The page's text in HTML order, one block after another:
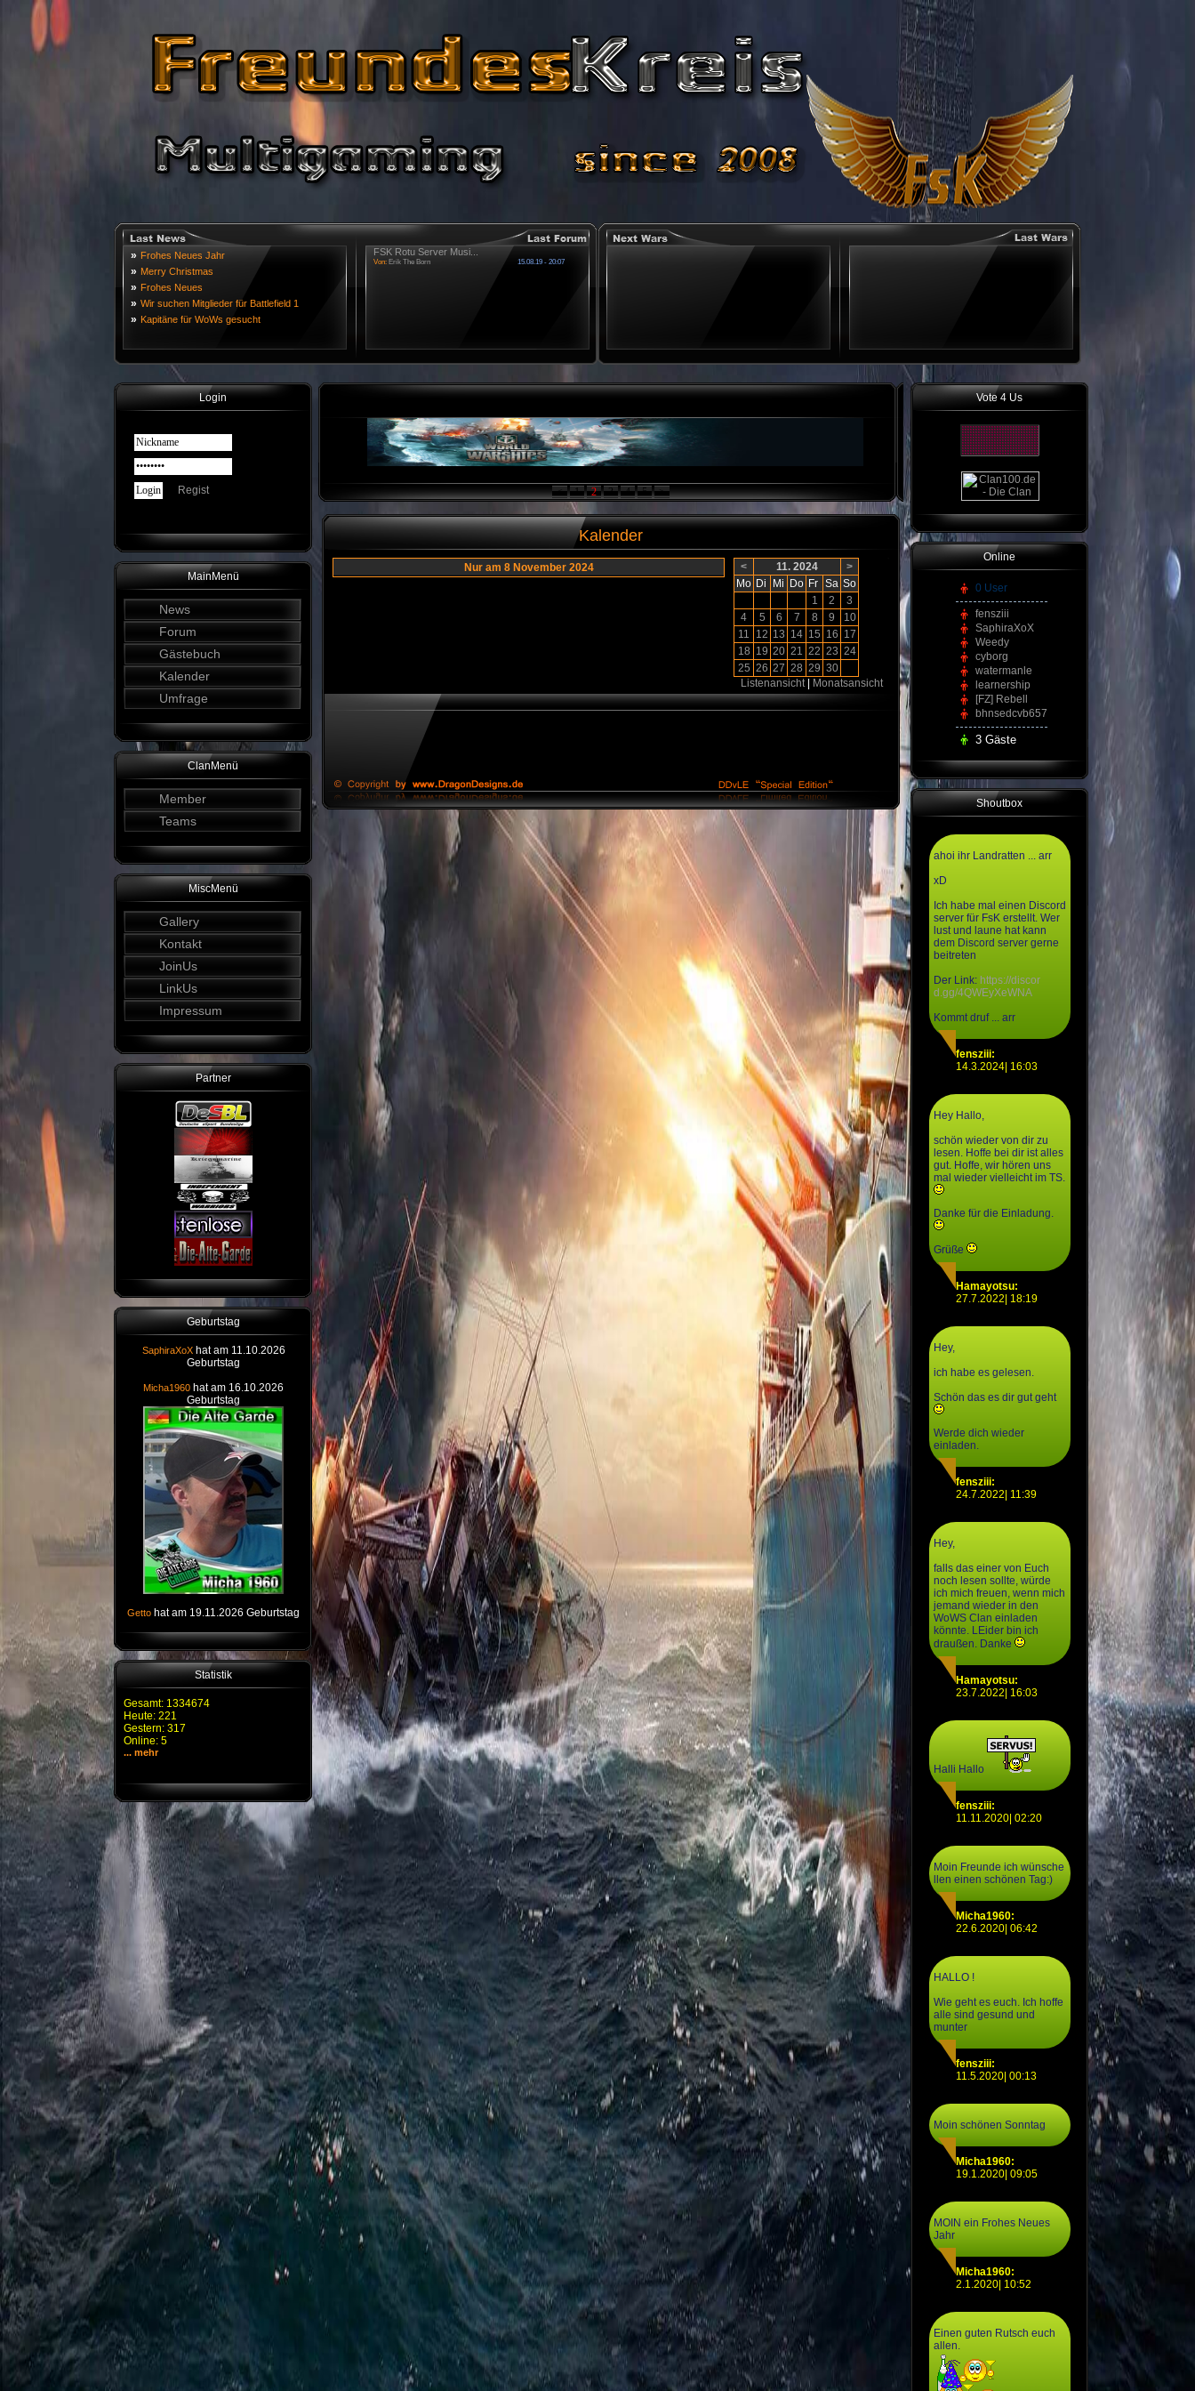
» Frohes Neues Jahr
» Merry Christmas
» Frohes Neues
» Wir suchen Mitglieder für Battlefield 1
» Kapitäne für WoWs gesucht
FSK Rotu Server Musi...
Von: Erik The Born 15.08.19 - 20:07
Login
Regist
MainMenü
News
Forum
Gästebuch
Kalender
Umfrage
ClanMenü
Member
Teams
MiscMenü
Gallery
Kontakt
JoinUs
LinkUs
Impressum
Partner
Geburtstag
SaphiraXoXhat am 11.10.2026
Geburtstag
Micha1960 hat am 16.10.2026
Geburtstag
Getto hat am 19.11.2026 Geburtstag
Statistik
Gesamt: 1334674
Heute: 221
Gestern: 317
Online: 5
... mehr
< 1 2 3 4 5 >
Kalender
Nur am 8 November 2024 < 11. 2024
>
Mo Di Mi Do Fr Sa So
1
2
3
4
5 6 7 8 9
10
11
12 13 14 15 16 17
18 19 20 21 22 23 24
25 26 27 28 29 30
Listenansicht| Monatsansicht
Vote 4 Us
Online
0 User
fensziii
SaphiraXoX
Weedy
cyborg
watermanle
learnership
[FZ] Rebell
bhnsedcvb657
3 Gäste
Shoutbox
ahoi ihr Landratten ... arr
xD
Ich habe mal einen Discord
server für FsK erstellt. Wer
lust und laune hat kann
dem Discord server gerne
beitreten
Der Link: https://discor
d.gg/4QWEyXeWNA
Kommt druf ... arr
fensziii:
14.3.2024| 16:03
Hey Hallo,
schön wieder von dir zu
lesen. Hoffe bei dir ist alles
gut. Hoffe, wir hören uns
mal wieder vielleicht im TS.
Danke für die Einladung.
Grüße
Hamayotsu:
27.7.2022| 18:19
Hey,
ich habe es gelesen.
Schön das es dir gut geht
Werde dich wieder
einladen.
fensziii:
24.7.2022| 11:39
Hey,
falls das einer von Euch
noch lesen sollte, würde
ich mich freuen, wenn mich
jemand wieder in den
WoWS Clan einladen
könnte. LEider bin ich
draußen. Danke
Hamayotsu:
23.7.2022| 16:03
Halli Hallo
fensziii:
11.11.2020| 02:20
Moin Freunde ich wünsche
llen einen schönen Tag:)
Micha1960:
22.6.2020| 06:42
HALLO !
Wie geht es euch. Ich hoffe
alle sind gesund und
munter
fensziii:
11.5.2020| 00:13
Moin schönen Sonntag
Micha1960:
19.1.2020| 09:05
MOIN ein Frohes Neues
Jahr
Micha1960:
2.1.2020| 10:52
Einen guten Rutsch euch
allen.